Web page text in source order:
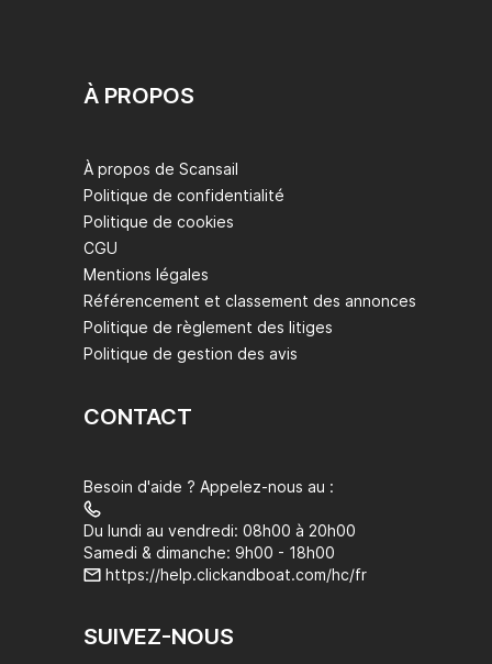
À PROPOS
À propos de Scansail
Politique de confidentialité
Politique de cookies
CGU
Mentions légales
Référencement et classement des annonces
Politique de règlement des litiges
Politique de gestion des avis
CONTACT
Besoin d'aide ? Appelez-nous au :
Du lundi au vendredi: 08h00 à 20h00
Samedi & dimanche: 9h00 - 18h00
https://help.clickandboat.com/hc/fr
SUIVEZ-NOUS